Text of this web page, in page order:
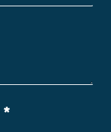
*